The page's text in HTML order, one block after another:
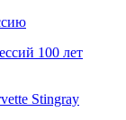
100 лет
Stingray